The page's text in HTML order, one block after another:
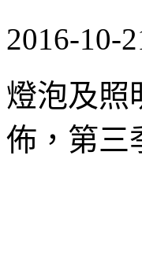
2016-10-
燈泡及照
佈，第三